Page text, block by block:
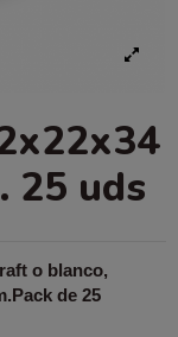
25 uds
o blanco,
de 25